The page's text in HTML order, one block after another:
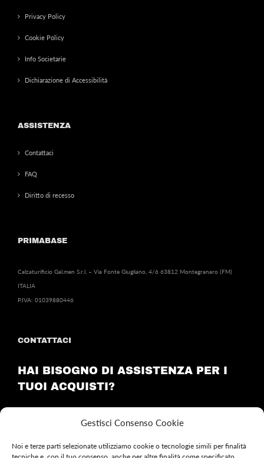
Gestisci Consenso Cookie
Noi e terze parti selezionate utilizziamo cookie o tecnologie simili per finalità
Privacy Policy
Cookie Policy
Info Societarie
Dichiarazione di Accessibilità
ASSISTENZA
Contattaci
FAQ
Diritto di recesso
PRIMABASE
Calzaturificio Gal.men S.r.l. – Via Fonte Giugliano, 4/6 63812 Montegranaro (FM)
ITALIA
P.IVA: 01039880446
CONTATTACI
HAI BISOGNO DI ASSISTENZA PER I
TUOI ACQUISTI?